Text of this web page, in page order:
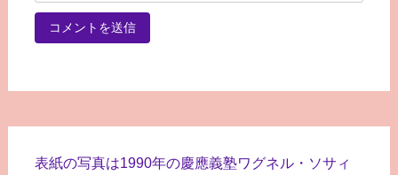
表紙の写真は1990年の慶應義塾ワグネル・ソサィ